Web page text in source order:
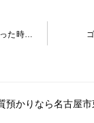
追証で資金が必要になった時は質屋をご利用ください。
預かりなら名古屋